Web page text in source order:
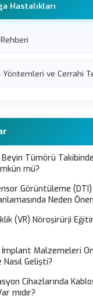
Hastalıkları
Yöntemleri ve Cerrahi
Tümörü
mü?
Görüntüleme (DTI)
Neden
(VR) Nöroşirürji
Malzemeleri
Gelişti?
Cihazlarında
mıdır?